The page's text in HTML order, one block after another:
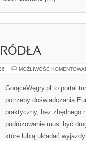
MOŻLIWOŚĆ
GorąceWęgry.pl to portal
potrzeby doświadczania
praktyczny, bez zbędnego
podróżowanie musi być
które lubią układać